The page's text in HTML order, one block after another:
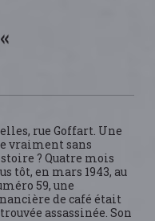
rue Goffart. Une
vraiment sans
? Quatre mois
tôt, en mars 1943, au
59, une
de café était
assassinée. Son